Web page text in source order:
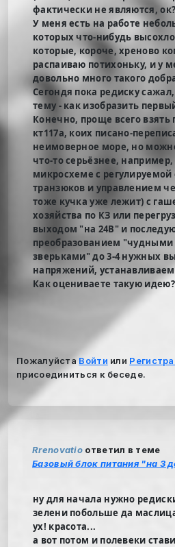
фактически не являются,
У меня есть на работе
которых что-нибудь
которые, короче, хреново
распаиваю потихоньку, и у
довольно много такого
Сегондя пока редиску
тему - как изобразить
Конечно, проще всего
кт117а, коих писано-
неимоверное море, но
что-то серьёзнее,
микросхеме с
транзюков и управлением
тоже кучка уже лежит) с
хозяйства по КЗ или
выходом "на 24В" и
преобразованием
зверьками" до 3-4 нужных
напряжений,
Как оцениваете такую идею?
ПожалуйстаВойти или
присоединиться к беседе.
Rrenovatio ответил в теме
Базовый блок питания "на 3
ну для начала нужно
зелени побольше да
ух! красота...
а вот потом и полевеки